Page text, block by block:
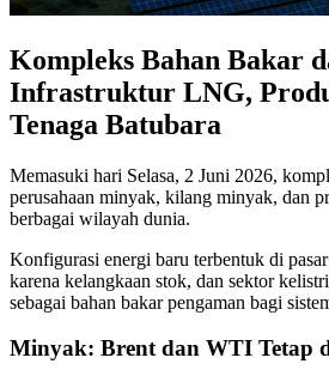
Kompleks Bahan Bakar
Infrastruktur LNG,
Tenaga Batubara
Memasuki hari Selasa, 2 Juni 2026,
perusahaan minyak, kilang minyak, dan
berbagai wilayah dunia.
Konfigurasi energi baru terbentuk di
karena kelangkaan stok, dan sektor
sebagai bahan bakar pengaman bagi
Minyak: Brent dan WTI Tetap